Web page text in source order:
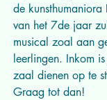
de kunsthumaniora
van het 7de jaar
musical zoal aan
leerlingen. Inkom
zaal dienen op te
Graag tot dan!